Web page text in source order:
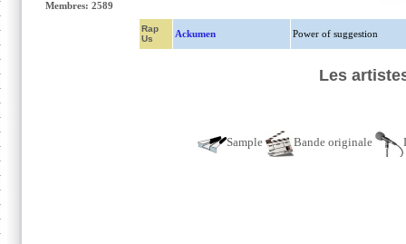
Membres: 2589
Rap
Us
Ackumen Power of suggestion
Les
Sample Bande originale